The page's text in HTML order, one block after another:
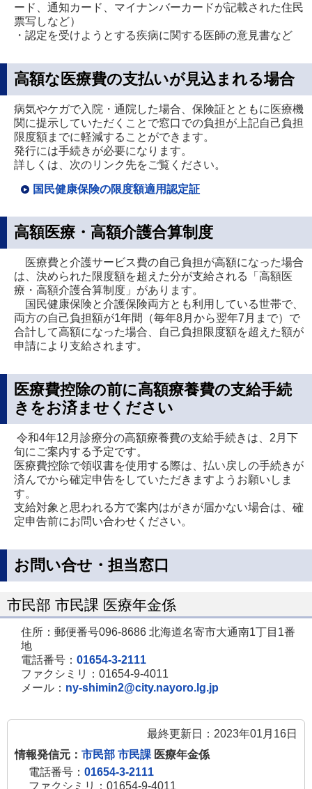
ード、通知カード、マイナンバーカードが記載された住民
票写しなど）
・認定を受けようとする疾病に関する医師の意見書など
高額な医療費の支払いが見込まれる場合
病気やケガで入院・通院した場合、保険証とともに医療機
関に提示していただくことで窓口での負担が上記自己負担
限度額までに軽減することができます。
発行には手続きが必要になります。
詳しくは、次のリンク先をご覧ください。
国民健康保険の限度額適用認定証
高額医療・高額介護合算制度
医療費と介護サービス費の自己負担が高額になった場合
は、決められた限度額を超えた分が支給される「高額医
療・高額介護合算制度」があります。
国民健康保険と介護保険両方とも利用している世帯で、
両方の自己負担額が1年間（毎年8月から翌年7月まで）で
合計して高額になった場合、自己負担限度額を超えた額が
申請により支給されます。
医療費控除の前に高額療養費の支給手続
きをお済ませください
令和4年12月診療分の高額療養費の支給手続きは、2月下
旬にご案内する予定です。
医療費控除で領収書を使用する際は、払い戻しの手続きが
済んでから確定申告をしていただきますようお願いしま
す。
支給対象と思われる方で案内はがきが届かない場合は、確
定申告前にお問い合わせください。
お問い合せ・担当窓口
市民部 市民課 医療年金係
住所：郵便番号096-8686 北海道名寄市大通南1丁目1番
地
電話番号： 01654-3-2111
ファクシミリ：01654-9-4011
メール： ny-shimin2@city.nayoro.lg.jp
最終更新日：2023年01月16日
情報発信元： 市民部 市民課 医療年金係
電話番号： 01654-3-2111
ファクシミリ：01654-9-4011